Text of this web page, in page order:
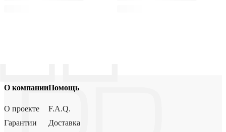
О компании
О проекте
Гарантии
Помощь
F.A.Q.
Доставка